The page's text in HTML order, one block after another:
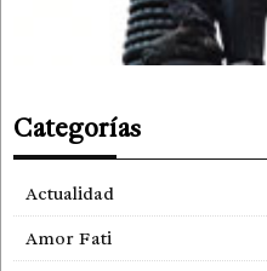
Categorías
Actualidad
Amor Fati